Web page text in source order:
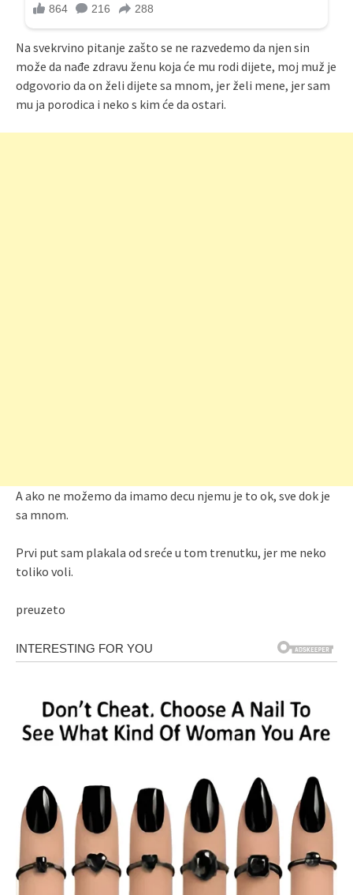
Na svekrvino pitanje zašto se ne razvedemo da njen sin
može da nađe zdravu ženu koja će mu rodi dijete, moj muž je
odgovorio da on želi dijete sa mnom, jer želi mene, jer sam
mu ja porodica i neko s kim će da ostari.
A ako ne možemo da imamo decu njemu je to ok, sve dok je
sa mnom.
Prvi put sam plakala od sreće u tom trenutku, jer me neko
toliko voli.
preuzeto